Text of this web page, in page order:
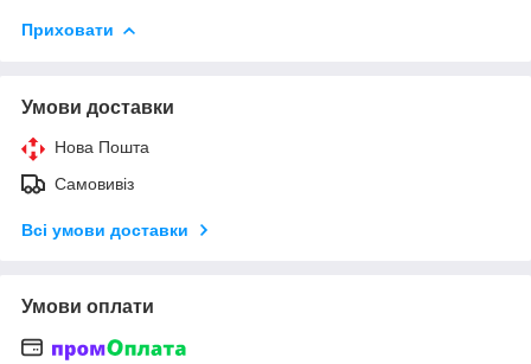
Приховати
Умови доставки
Нова Пошта
Самовивіз
Всі умови доставки
Умови оплати